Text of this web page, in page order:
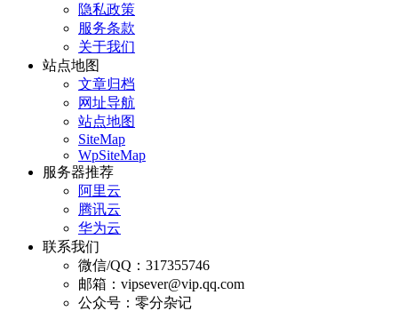
隐私政策
服务条款
关于我们
站点地图
文章归档
网址导航
站点地图
SiteMap
WpSiteMap
服务器推荐
阿里云
腾讯云
华为云
联系我们
微信/QQ：317355746
邮箱：vipsever@vip.qq.com
公众号：零分杂记